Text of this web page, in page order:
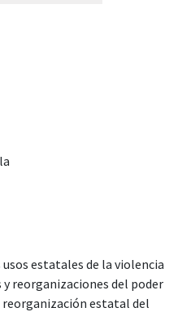
estatales de la violencia
reorganizaciones del poder
estatal del